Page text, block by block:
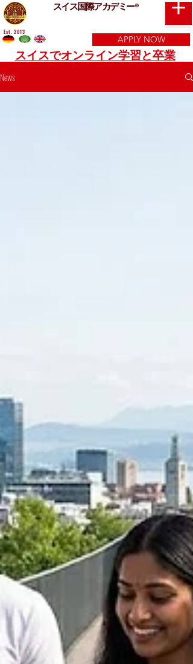
スイス国際アカデミー®
APPLY NOW
スイスでオンライン学習と卒業
Est. 2013
News